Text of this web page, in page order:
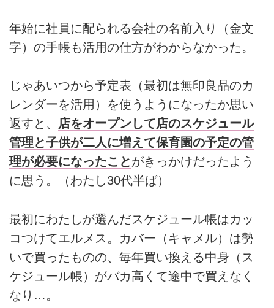
年始に社員に配られる会社の名前入り（金文
字）の手帳も活用の仕方がわからなかった。
じゃあいつから予定表（最初は無印良品のカ
レンダーを活用）を使うようになったか思い
返すと、 店をオープンして店のスケジュール
管理と子供が二人に増えて保育園の予定の管
理が必要になったことがきっかけだったよう
に思う。（わたし30代半ば）
最初にわたしが選んだスケジュール帳はカッ
コつけてエルメス。カバー（キャメル）は勢
いで買ったものの、毎年買い換える中身（ス
ケジュール帳）がバカ高くて途中で買えなく
なり…。